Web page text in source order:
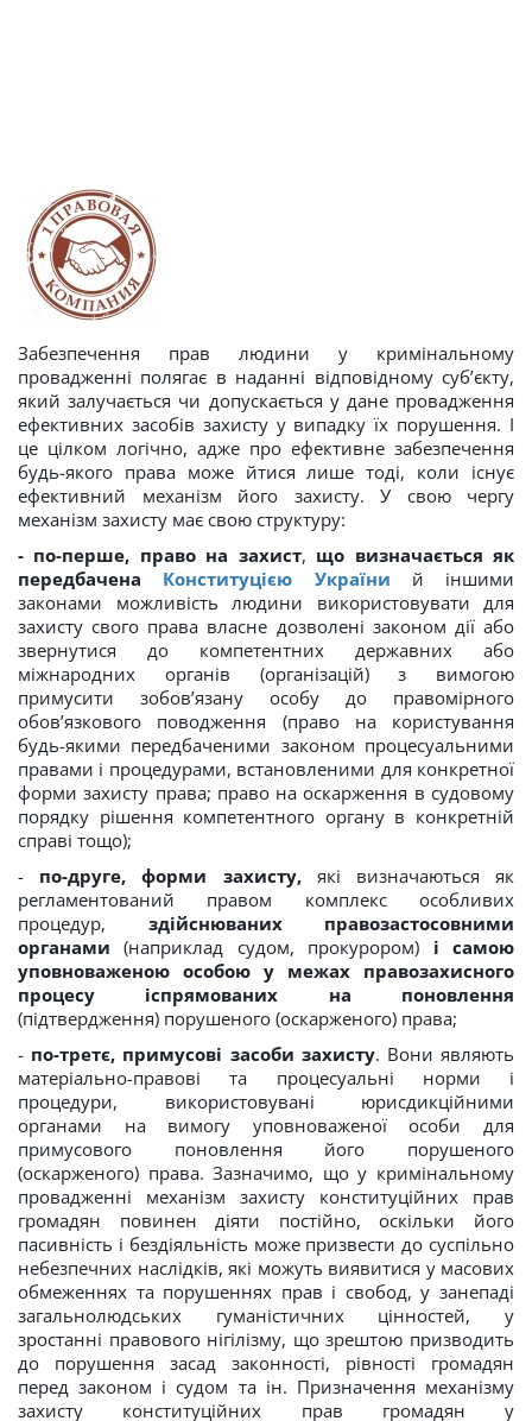
Забезпечення прав людини у кримінальному
провадженні полягає в наданні відповідному суб’єкту,
який залучається чи допускається у дане провадження
ефективних засобів захисту у випадку їх порушення. І
це цілком логічно, адже про ефективне забезпечення
будь-якого права може йтися лише тоді, коли існує
ефективний механізм його захисту. У свою чергу
механізм захисту має свою структуру:
- по-перше, право на захист, що визначається як
передбачена Конституцією України й іншими
законами можливість людини використовувати для
захисту свого права власне дозволені законом дії або
звернутися до компетентних державних або
міжнародних органів (організацій) з вимогою
примусити зобов’язану особу до правомірного
обов’язкового поводження (право на користування
будь-якими передбаченими законом процесуальними
правами і процедурами, встановленими для конкретної
форми захисту права; право на оскарження в судовому
порядку рішення компетентного органу в конкретній
справі тощо);
- по-друге, форми захисту,які визначаються як
регламентований правом комплекс особливих
процедур, здійснюваних правозастосовними
органами (наприклад судом, прокурором) і самою
уповноваженою особою у межах правозахисного
процесу іспрямованих на поновлення
(підтвердження) порушеного (оскарженого) права;
- по-третє, примусові засоби захисту. Вони являють
матеріально-правові та процесуальні норми і
процедури, використовувані юрисдикційними
органами на вимогу уповноваженої особи для
примусового поновлення його порушеного
(оскарженого) права. Зазначимо, що у кримінальному
провадженні механізм захисту конституційних прав
громадян повинен діяти постійно, оскільки його
пасивність і бездіяльність може призвести до суспільно
небезпечних наслідків, які можуть виявитися у масових
обмеженнях та порушеннях прав і свобод, у занепаді
загальнолюдських гуманістичних цінностей, у
зростанні правового нігілізму, що зрештою призводить
до порушення засад законності, рівності громадян
перед законом і судом та ін. Призначення механізму
захисту конституційних прав громадян у